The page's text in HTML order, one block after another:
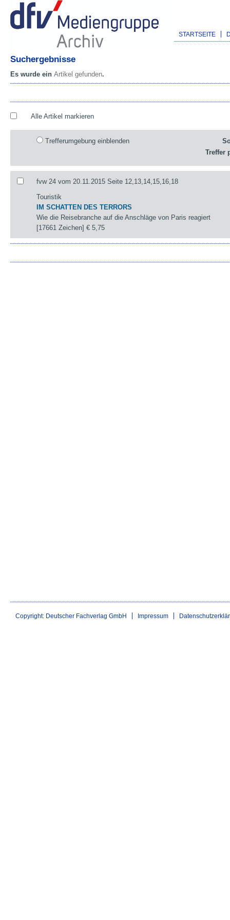
STARTSEITE
Suchergebnisse
Es wurde ein Artikel gefunden.
Alle Artikel markieren
Trefferumgebung einblenden
Treffer
fvw 24 vom 20.11.2015 Seite 12,13,14,15,16,18
Touristik
IM SCHATTEN DES TERRORS
Wie die Reisebranche auf die Anschläge von Paris reagiert
[17661 Zeichen]€ 5,75
Copyright: Deutscher Fachverlag GmbH Impressum